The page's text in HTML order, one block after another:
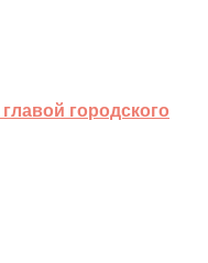
городского